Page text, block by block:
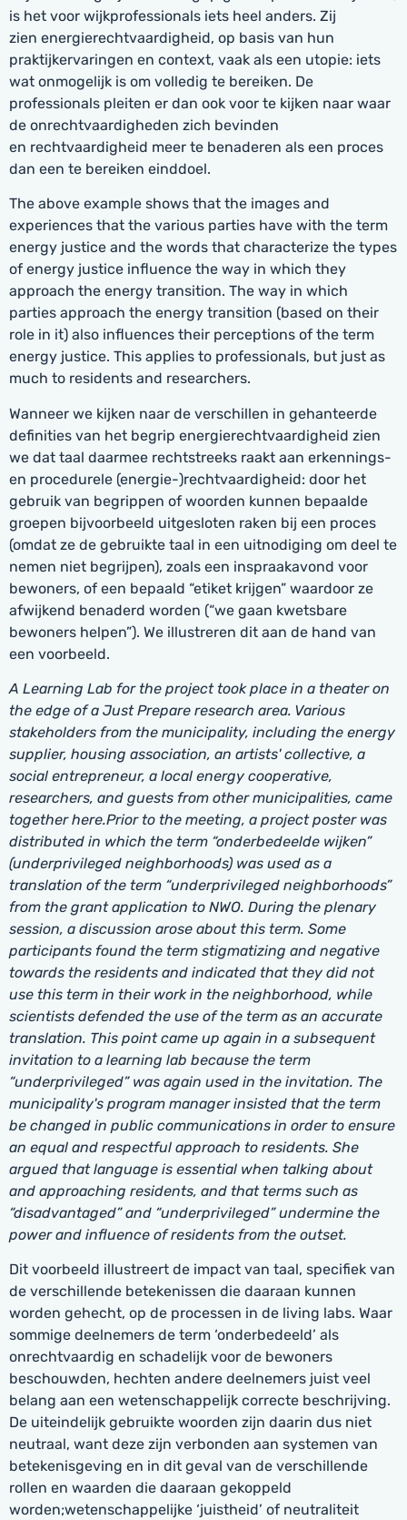
is het voor wijkprofessionals iets heel anders. Zij
zien energierechtvaardigheid, op basis van hun
praktijkervaringen en context, vaak als een utopie: iets
wat onmogelijk is om volledig te bereiken. De
professionals pleiten er dan ook voor te kijken naar waar
de onrechtvaardigheden zich bevinden
en rechtvaardigheid meer te benaderen als een proces
dan een te bereiken einddoel.
The above example shows that the images and
experiences that the various parties have with the term
energy justice and the words that characterize the types
of energy justice influence the way in which they
approach the energy transition. The way in which
parties approach the energy transition (based on their
role in it) also influences their perceptions of the term
energy justice. This applies to professionals, but just as
much to residents and researchers.
Wanneer we kijken naar de verschillen in gehanteerde
definities van het begrip energierechtvaardigheid zien
we dat taal daarmee rechtstreeks raakt aan erkennings-
en procedurele (energie-)rechtvaardigheid: door het
gebruik van begrippen of woorden kunnen bepaalde
groepen bijvoorbeeld uitgesloten raken bij een proces
(omdat ze de gebruikte taal in een uitnodiging om deel te
nemen niet begrijpen), zoals een inspraakavond voor
bewoners, of een bepaald “etiket krijgen” waardoor ze
afwijkend benaderd worden (“we gaan kwetsbare
bewoners helpen”). We illustreren dit aan de hand van
een voorbeeld.
A Learning Lab for the project took place in a theater on
the edge of a Just Prepare research area. Various
stakeholders from the municipality, including the energy
supplier, housing association, an artists' collective, a
social entrepreneur, a local energy cooperative,
researchers, and guests from other municipalities, came
together here.Prior to the meeting, a project poster was
distributed in which the term “onderbedeelde wijken”
(underprivileged neighborhoods) was used as a
translation of the term “underprivileged neighborhoods”
from the grant application to NWO. During the plenary
session, a discussion arose about this term. Some
participants found the term stigmatizing and negative
towards the residents and indicated that they did not
use this term in their work in the neighborhood, while
scientists defended the use of the term as an accurate
translation. This point came up again in a subsequent
invitation to a learning lab because the term
“underprivileged” was again used in the invitation. The
municipality's program manager insisted that the term
be changed in public communications in order to ensure
an equal and respectful approach to residents. She
argued that language is essential when talking about
and approaching residents, and that terms such as
“disadvantaged” and “underprivileged” undermine the
power and influence of residents from the outset.
Dit voorbeeld illustreert de impact van taal, specifiek van
de verschillende betekenissen die daaraan kunnen
worden gehecht, op de processen in de living labs. Waar
sommige deelnemers de term ‘onderbedeeld’ als
onrechtvaardig en schadelijk voor de bewoners
beschouwden, hechten andere deelnemers juist veel
belang aan een wetenschappelijk correcte beschrijving.
De uiteindelijk gebruikte woorden zijn daarin dus niet
neutraal, want deze zijn verbonden aan systemen van
betekenisgeving en in dit geval van de verschillende
rollen en waarden die daaraan gekoppeld
worden;wetenschappelijke ‘juistheid’ of neutraliteit